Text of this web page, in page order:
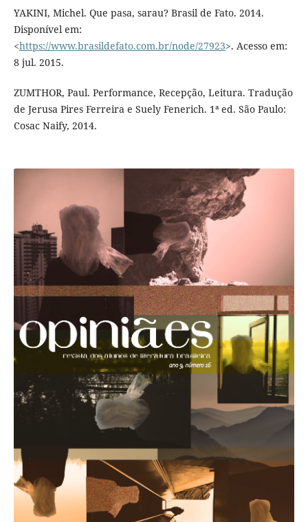
YAKINI, Michel. Que pasa, sarau? Brasil de Fato. 2014.
Disponível em:
<https://www.brasildefato.com.br/node/27923>. Acesso em:
8 jul. 2015.
ZUMTHOR, Paul. Performance, Recepção, Leitura. Tradução
de Jerusa Pires Ferreira e Suely Fenerich. 1ª ed. São Paulo:
Cosac Naify, 2014.